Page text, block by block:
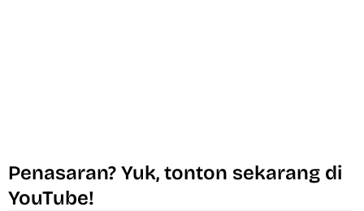
Penasaran? Yuk, tonton sekarang di
YouTube!